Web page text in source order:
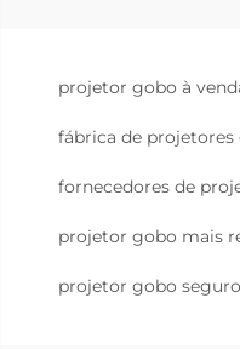
projetor gobo à
fábrica de projetores
fornecedores de
projetor gobo mais
projetor gobo seguro